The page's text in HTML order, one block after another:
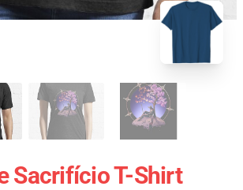
Sacrifício T-Shirt